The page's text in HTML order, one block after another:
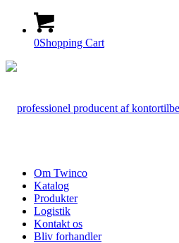
0Shopping Cart
Om Twinco
Katalog
Produkter
Logistik
Kontakt os
Bliv forhandler